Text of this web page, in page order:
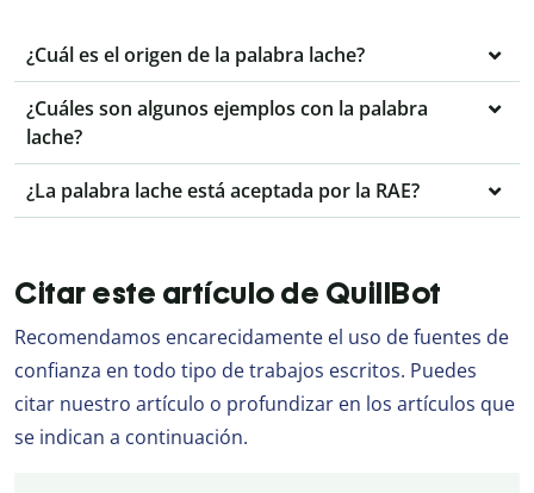
¿Cuál es el origen de la palabra lache?
¿Cuáles son algunos ejemplos con la palabra
lache?
¿La palabra lache está aceptada por la RAE?
Citar este artículo de QuillBot
Recomendamos encarecidamente el uso de fuentes de
confianza en todo tipo de trabajos escritos. Puedes
citar nuestro artículo o profundizar en los artículos que
se indican a continuación.